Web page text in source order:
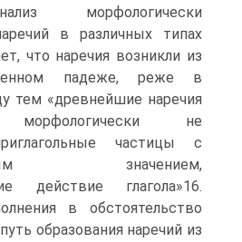
морфологически
в различных типах
что наречия возникли из
падеже, реже в
тем «древнейшие наречия
морфологически не
частицы с
значением,
действие глагола»16.
в обстоятельство
образования наречий из